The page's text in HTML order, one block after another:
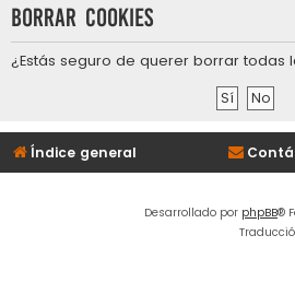
Borrar cookies
¿Estás seguro de querer borrar todas
Índice general
Desarrollado por phpBB®